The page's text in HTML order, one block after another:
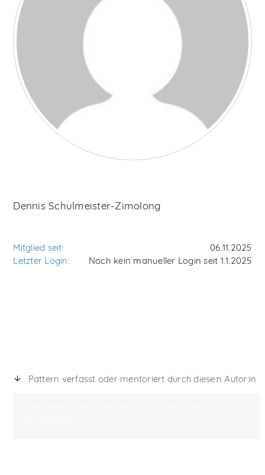
Dennis Schulmeister-Zimolong
Mitglied seit:
06.11.2025
Letzter Login:
Noch kein manueller Login seit 1.1.2025
Pattern verfasst oder mentoriert durch diese:n Autor:in